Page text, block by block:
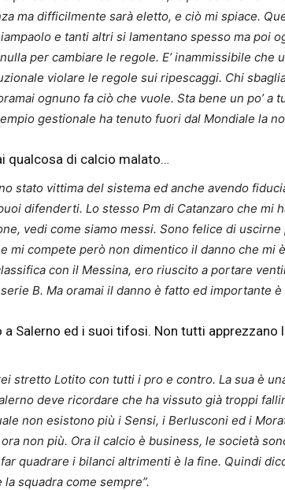
ma difficilmente sarà eletto, e ciò mi spiace.
e tanti altri si lamentano spesso ma poi
per cambiare le regole. E’ inammissibile che
violare le regole sui ripescaggi. Chi
ognuno fa ciò che vuole. Sta bene un po’ a
gestionale ha tenuto fuori dal Mondiale la
qualcosa di calcio malato…
stato vittima del sistema ed anche avendo
difenderti. Lo stesso Pm di Catanzaro che mi
vedi come siamo messi. Sono felice di
mi compete però non dimentico il danno che mi
con il Messina, ero riuscito a portare
B. Ma oramai il danno è fatto ed importante è
a Salerno ed i suoi tifosi. Non tutti
stretto Lotito con tutti i pro e contro. La sua è
deve ricordare che ha vissuto già troppi
non esistono più i Sensi, i Berlusconi ed i
non più. Ora il calcio è business, le società
quadrare i bilanci altrimenti è la fine. Quindi
squadra come sempre”.